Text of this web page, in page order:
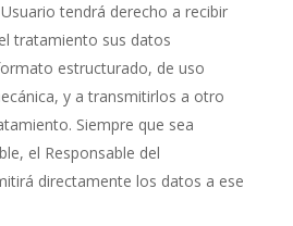
tendrá derecho a recibir
tratamiento sus datos
estructurado, de uso
y a transmitirlos a otro
Siempre que sea
el Responsable del
directamente los datos a ese